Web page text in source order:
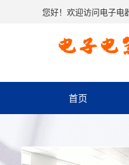
您好！欢迎访问电子电
首页